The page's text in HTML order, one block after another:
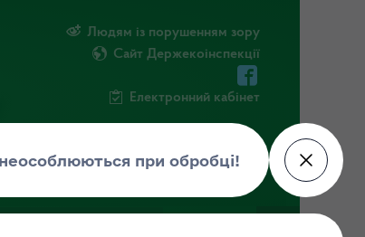
Людям із порушенням зору
Сайт Держекоінспекції
Електронний кабінет